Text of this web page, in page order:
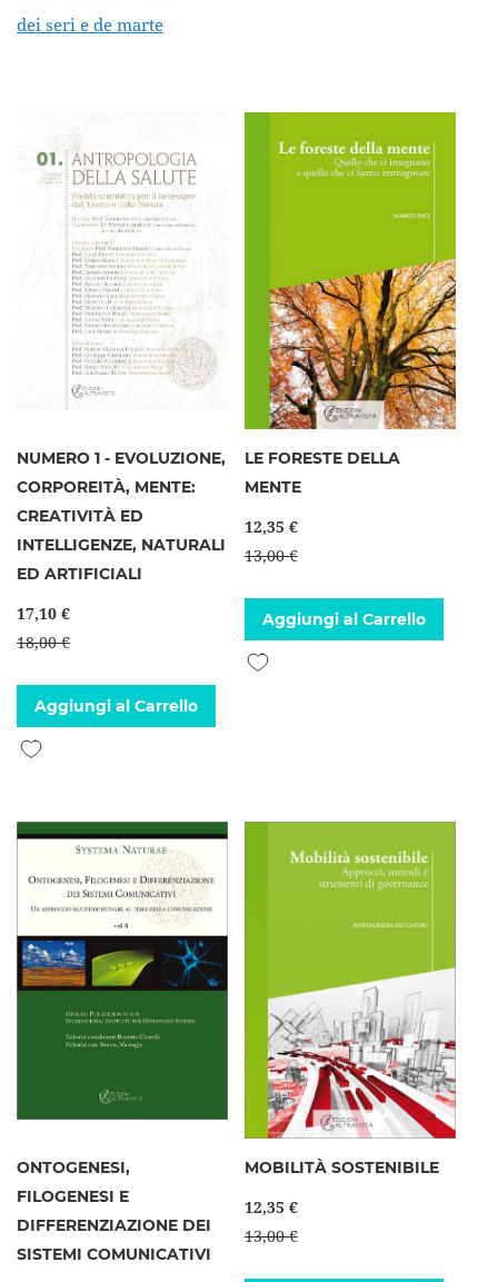
dei seri e de marte
NUMERO 1 - EVOLUZIONE,
CORPOREITÀ, MENTE:
CREATIVITÀ ED
INTELLIGENZE, NATURALI
ED ARTIFICIALI
17,10 €
18,00 €
Aggiungi al Carrello
Aggiungi alla lista desideri
LE FORESTE DELLA
MENTE
12,35 €
13,00 €
Aggiungi al Carrello
Aggiungi alla lista desideri
ONTOGENESI,
FILOGENESI E
DIFFERENZIAZIONE DEI
SISTEMI COMUNICATIVI
MOBILITÀ SOSTENIBILE
12,35 €
13,00 €